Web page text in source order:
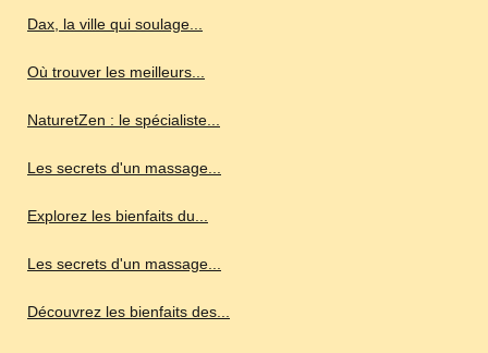
Dax, la ville qui soulage...
Où trouver les meilleurs...
NaturetZen : le spécialiste...
Les secrets d'un massage...
Explorez les bienfaits du...
Les secrets d'un massage...
Découvrez les bienfaits des...